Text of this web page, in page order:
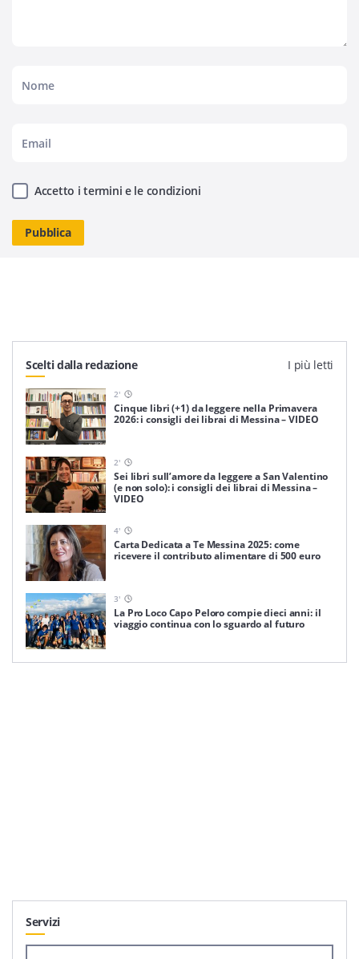
Accetto i termini e le condizioni
Scelti dalla redazione I più letti
2'
Cinque libri (+1) da leggere nella Primavera
2026: i consigli dei librai di Messina – VIDEO
2'
Sei libri sull’amore da leggere a San Valentino
(e non solo): i consigli dei librai di Messina –
VIDEO
4'
Carta Dedicata a Te Messina 2025: come
ricevere il contributo alimentare di 500 euro
3'
La Pro Loco Capo Peloro compie dieci anni: il
viaggio continua con lo sguardo al futuro
Servizi